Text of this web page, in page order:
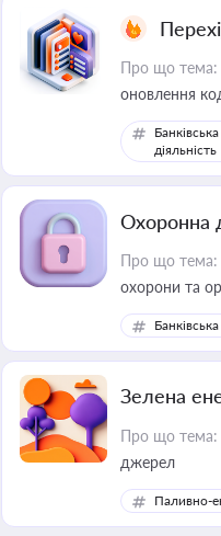
Про що тема:
оновлення
Банківська
діяльність
Охоронна
Про що тема:
охорони та
Зелена
Про що тема:
джерел
Паливно-